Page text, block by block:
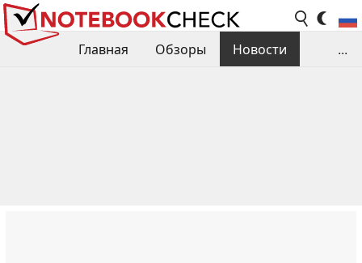
Главная Обзоры
Новости
...